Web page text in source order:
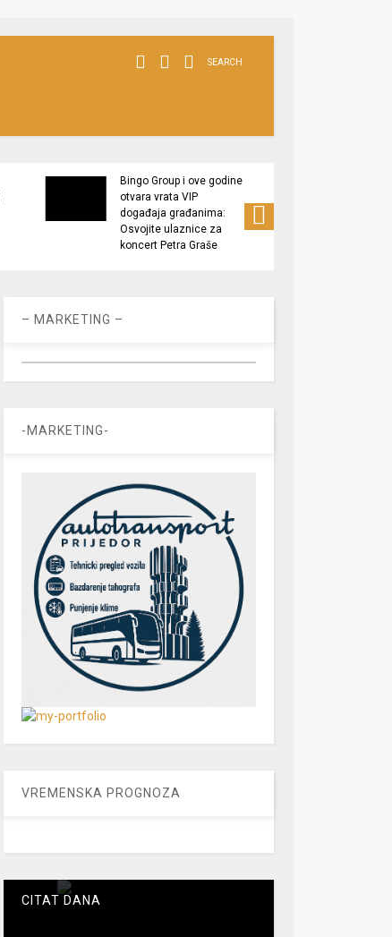
SEARCH
Bingo Group i ove godine
otvara vrata VIP
događaja građanima:
Osvojite ulaznice za
koncert Petra Graše
– MARKETING –
-MARKETING-
VREMENSKA PROGNOZA
CITAT DANA